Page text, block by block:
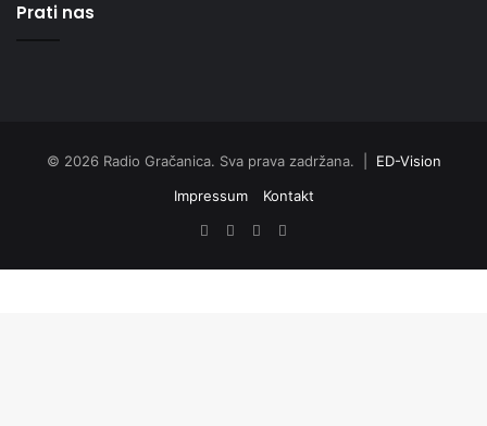
Prati nas
© 2026 Radio Gračanica. Sva prava zadržana. | ED-Vision
Impressum
Kontakt